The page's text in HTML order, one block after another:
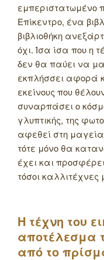
εμπεριστατωμένο
Επίκεντρο, ένα
βιβλιοθήκη
όχι. Ίσα ίσα που η
δεν θα παύει να
εκπλήσσει αφορά
εκείνους που
συναρπάσει ο
γλυπτικής, της
αφεθεί στη μαγεία
τότε μόνο θα
έχει και
τόσοι
Η τέχνη του
αποτέλεσμα
από το